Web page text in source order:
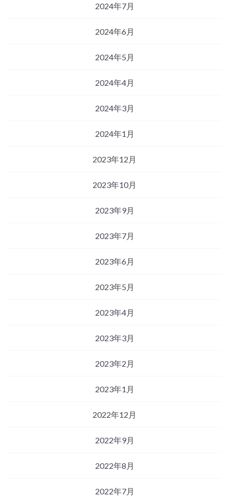
2024年7月
2024年6月
2024年5月
2024年4月
2024年3月
2024年1月
2023年12月
2023年10月
2023年9月
2023年7月
2023年6月
2023年5月
2023年4月
2023年3月
2023年2月
2023年1月
2022年12月
2022年9月
2022年8月
2022年7月